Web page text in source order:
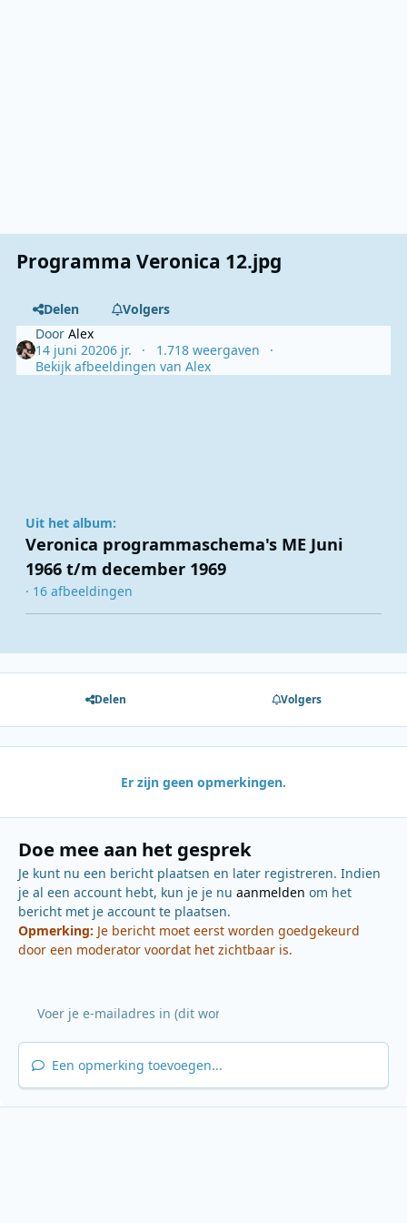
Programma Veronica 12.jpg
Delen
Volgers
DoorAlex
14 juni 20206 jr.
1.718 weergaven
Bekijk afbeeldingen van Alex
Uit het album:
Veronica programmaschema's ME Juni
1966 t/m december 1969
· 16 afbeeldingen
Delen Volgers
Er zijn geen opmerkingen.
Doe mee aan het gesprek
Je kunt nu een bericht plaatsen en later registreren. Indien
je al een account hebt, kun je je nu aanmelden om het
bericht met je account te plaatsen.
Opmerking: Je bericht moet eerst worden goedgekeurd
door een moderator voordat het zichtbaar is.
Een opmerking toevoegen...